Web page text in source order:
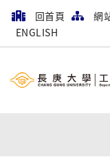
回首頁 網
ENGLISH